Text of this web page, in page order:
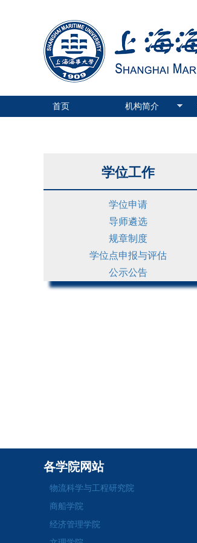
首页 机构简介
学位工作
学位申请
导师遴选
规章制度
学位点申报与评估
公示公告
各学院网站
物流科学与工程研究院
商船学院
经济管理学院